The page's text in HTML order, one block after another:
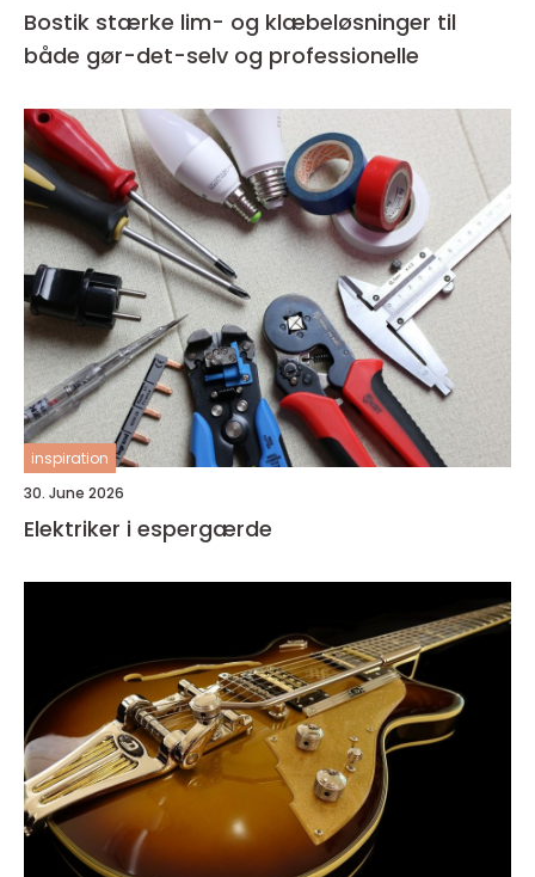
Bostik stærke lim- og klæbeløsninger til
både gør-det-selv og professionelle
inspiration
30. June 2026
Elektriker i espergærde